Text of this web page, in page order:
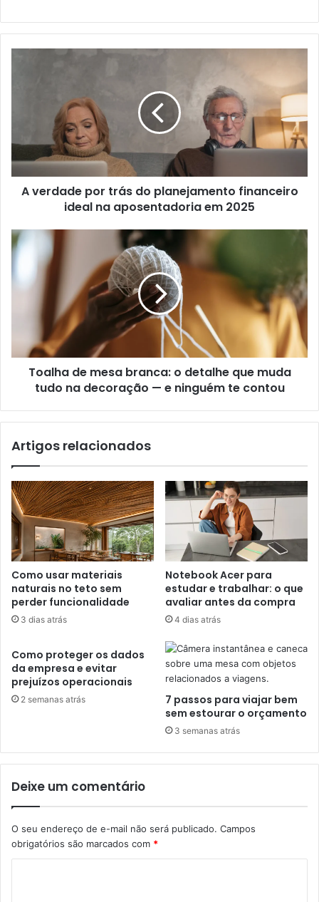
A verdade por trás do planejamento financeiro
ideal na aposentadoria em 2025
Toalha de mesa branca: o detalhe que muda
tudo na decoração — e ninguém te contou
Artigos relacionados
Como usar materiais
naturais no teto sem
perder funcionalidade
3 dias atrás
Notebook Acer para
estudar e trabalhar: o que
avaliar antes da compra
4 dias atrás
Como proteger os dados
da empresa e evitar
prejuízos operacionais
2 semanas atrás
7 passos para viajar bem
sem estourar o orçamento
3 semanas atrás
Deixe um comentário
O seu endereço de e-mail não será publicado. Campos
obrigatórios são marcados com *